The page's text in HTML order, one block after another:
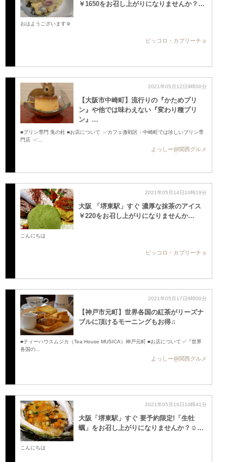
￥1650をお召し上がりになりませんか？…
おはようございます☺️
ピッコロ・カプリーチョ
2021年05月12日9時00分
【大阪市中崎町】流行りの『かためプリ
ン』や他では味わえない『変わり種プリ
ン』…
■プリン専門 兎の杜 ■お店について ✅カフェ激戦区・中崎町では珍しいプリン専
門店 ✅…
よっしー@関西グルメ
2021年05月14日10時19分
大阪 「堺東駅」すぐ 濃厚な抹茶のアイス
￥220をお召し上がりになりませんか…
こんにちは
ピッコロ・カプリーチョ
2021年05月17日9時00分
【神戸市元町】世界各国の紅茶がリーズナ
ブルに頂けるモーニングもお得♫
■ティーハウスムジカ（Tea House MUSICA）神戸元町 ■お店について ✅『世界
各国の…
よっしー@関西グルメ
2021年05月16日10時41分
大阪「堺東駅」すぐ 要予約限定!「生牡
蠣」をお召し上がりになりませんか？☺️…
こんにちは